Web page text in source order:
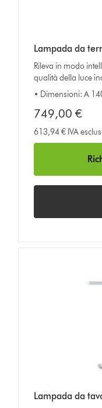
Lampada da
Rileva in modo
qualità della luce
• Dimensioni: A
749,00 €
613,94 € IVA
Lampada da